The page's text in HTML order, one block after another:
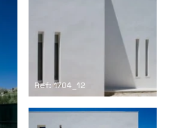
Ref: 1704_12